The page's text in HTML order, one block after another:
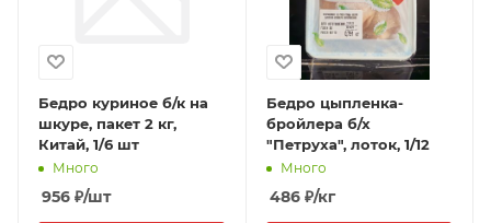
Бедро куриное б/к на
шкуре, пакет 2 кг,
Китай, 1/6 шт
Много
956 ₽/шт
Бедро цыпленка-
бройлера б/х
"Петруха", лоток, 1/12
Много
486₽/кг